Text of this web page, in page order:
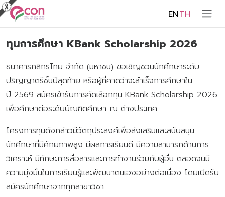
ENTH
ทุนการศึกษา KBank Scholarship 2026
ธนาคารกสิกรไทย จำกัด (มหาชน) ขอเชิญชวนนักศึกษาระดับ
ปริญญาตรีชั้นปีสุดท้าย หรือผู้ที่คาดว่าจะสำเร็จการศึกษาใน
ปี 2569 สมัครเข้ารับการคัดเลือกทุน KBank Scholarship 2026
เพื่อศึกษาต่อระดับบัณฑิตศึกษา ณ ต่างประเทศ
โครงการทุนดังกล่าวมีวัตถุประสงค์เพื่อส่งเสริมและสนับสนุน
นักศึกษาที่มีศักยภาพสูง มีผลการเรียนดี มีความสามารถด้านการ
วิเคราะห์ มีทักษะการสื่อสารและการทำงานร่วมกับผู้อื่น ตลอดจนมี
ความมุ่งมั่นในการเรียนรู้และพัฒนาตนเองอย่างต่อเนื่อง โดยเปิดรับ
สมัครนักศึกษาจากทุกสาขาวิชา